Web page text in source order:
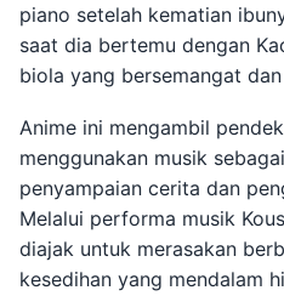
piano setelah kematian
saat dia bertemu dengan
biola yang bersemangat
Anime ini mengambil
menggunakan musik
penyampaian cerita dan
Melalui performa musik
diajak untuk merasakan
kesedihan yang mendalam